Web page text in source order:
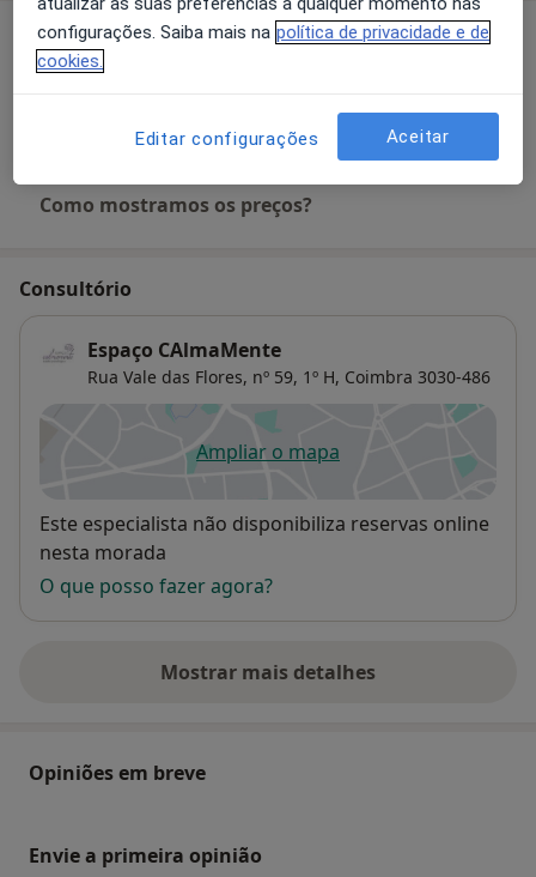
Serviços e preços
Primeira consulta Acupunctura
Como mostramos os preços?
Consultório
Espaço CAlmaMente
Rua Vale das Flores, nº 59, 1º H, Coimbra 3030-486
Ampliar o mapaabre num novo separador
Disponibilidade
Este especialista não disponibiliza reservas online
nesta morada
O que posso fazer agora?
Mostrar mais detalhes
sobre o endereço
Opiniões em breve
Envie a primeira opinião
configurações. Saiba mais na política de privacidade e de
cookies.
Editar configurações Aceitar